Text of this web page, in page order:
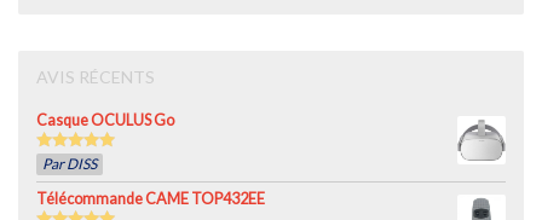
AVIS RÉCENTS
Casque OCULUS Go
out of 5
Par DISS
Télécommande CAME TOP432EE